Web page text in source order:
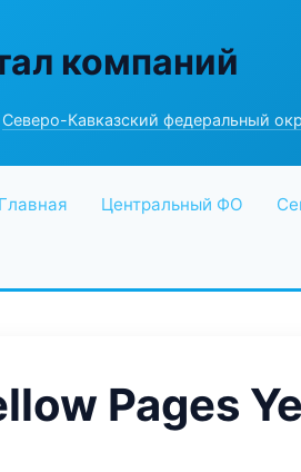
компаний
Северо-Кавказский федеральный
Центральный ФО
Pages